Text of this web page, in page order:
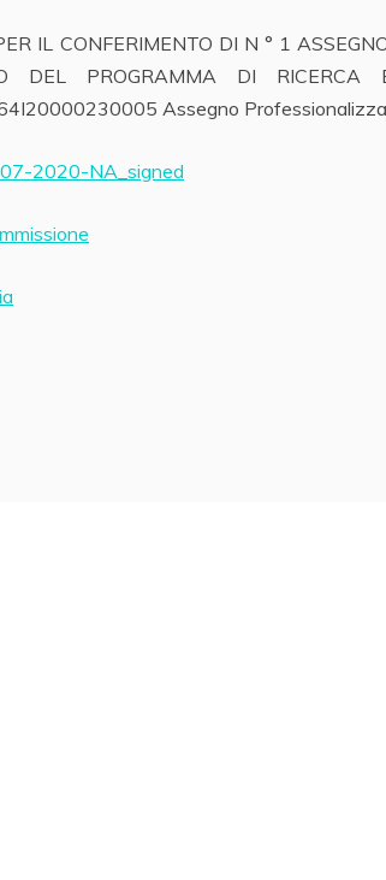
IL CONFERIMENTO DI N ° 1
DEL PROGRAMMA DI RICERCA
Assegno
2020-NA_signed